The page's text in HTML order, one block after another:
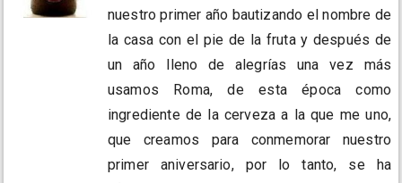
nuestro primer año bautizando el nombre de
la casa con el pie de la fruta y después de
un año lleno de alegrías una vez más
usamos Roma, de esta época como
ingrediente de la cerveza a la que me uno,
que creamos para conmemorar nuestro
primer aniversario, por lo tanto, se ha